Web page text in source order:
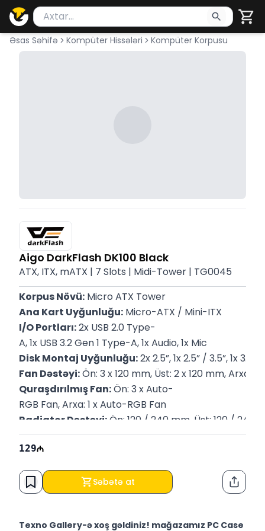
Məhsul axtar
Axtarış üçün ən azı 2 simvol yazın. Göndərmək
Əsas Səhifə Kompüter Hissələri Kompüter Korpusu
Aigo DarkFlash DK100 Black
ATX, ITX, mATX | 7 Slots | Midi-Tower | TG0045
Korpus Növü: Micro ATX Tower
Ana Kart Uyğunluğu: Micro-ATX / Mini-ITX
I/O Portları: 2x USB 2.0 Type-
A, 1x USB 3.2 Gen 1 Type-A, 1x Audio, 1x Mic
Disk Montaj Uyğunluğu: 2x 2.5”, 1x 2.5” / 3.5”, 1x 3.5”
Fan Dəstəyi: Ön: 3 x 120 mm, Üst: 2 x 120 mm, Arxa: 1
Quraşdırılmış Fan: Ön: 3 x Auto-
RGB Fan, Arxa: 1 x Auto-RGB Fan
Radiator Dəstəyi: Ön: 120 / 240 mm, Üst: 120 / 240
Ölçülər (DxExH): 388 x 200 x 423 mm (15.28 x 7.87 x
Zəmanət :
129
Səbətə at
Texno Gallery-ə xoş gəldiniz! mağazamız PC Case